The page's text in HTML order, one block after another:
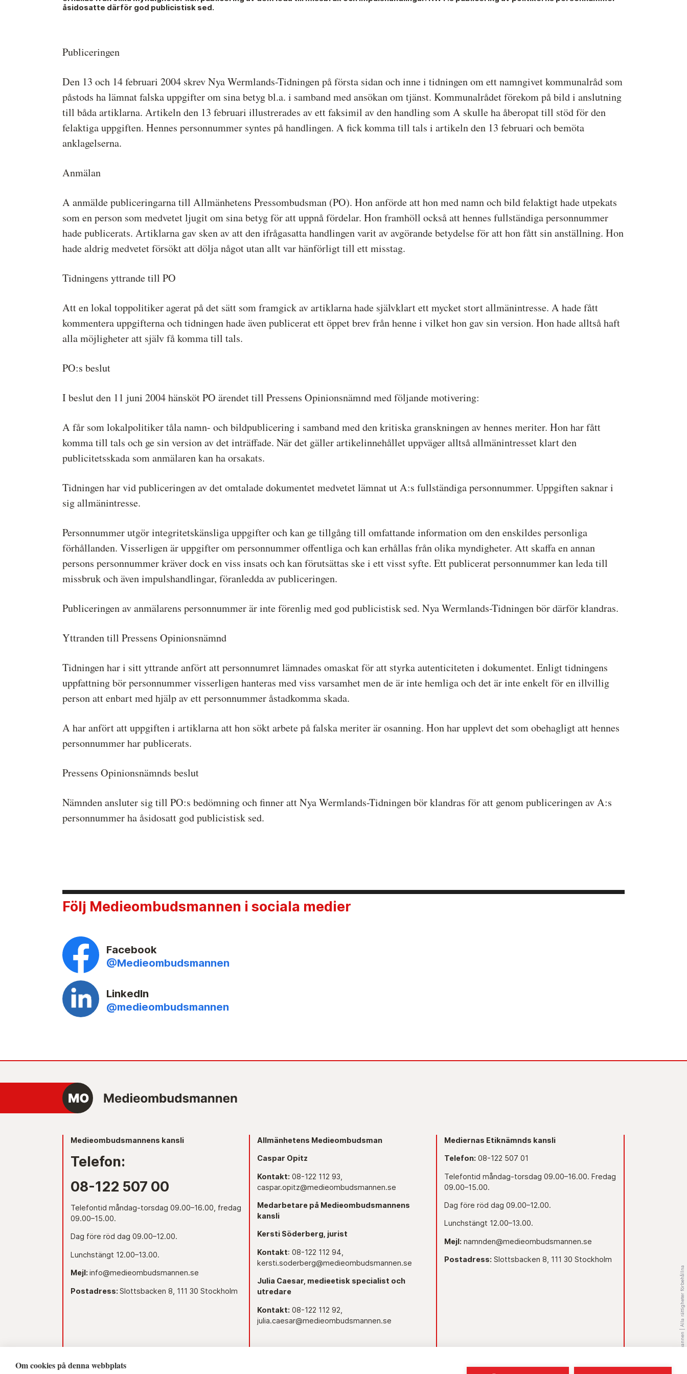
Medieetikens historia
åsidosatte därför god publicistisk sed.
Publiceringen
Den 13 och 14 februari 2004 skrev Nya Wermlands-Tidningen på första sidan och inne i tidningen om ett namngivet kommunalråd som
påstods ha lämnat falska uppgifter om sina betyg bl.a. i samband med ansökan om tjänst. Kommunalrådet förekom på bild i anslutning
till båda artiklarna. Artikeln den 13 februari illustrerades av ett faksimil av den handling som A skulle ha åberopat till stöd för den
felaktiga uppgiften. Hennes personnummer syntes på handlingen. A fick komma till tals i artikeln den 13 februari och bemöta
anklagelserna.
Anmälan
A anmälde publiceringarna till Allmänhetens Pressombudsman (PO). Hon anförde att hon med namn och bild felaktigt hade utpekats
som en person som medvetet ljugit om sina betyg för att uppnå fördelar. Hon framhöll också att hennes fullständiga personnummer
hade publicerats. Artiklarna gav sken av att den ifrågasatta handlingen varit av avgörande betydelse för att hon fått sin anställning. Hon
hade aldrig medvetet försökt att dölja något utan allt var hänförligt till ett misstag.
Tidningens yttrande till PO
Att en lokal toppolitiker agerat på det sätt som framgick av artiklarna hade självklart ett mycket stort allmänintresse. A hade fått
kommentera uppgifterna och tidningen hade även publicerat ett öppet brev från henne i vilket hon gav sin version. Hon hade alltså haft
alla möjligheter att själv få komma till tals.
PO:s beslut
I beslut den 11 juni 2004 hänsköt PO ärendet till Pressens Opinionsnämnd med följande motivering:
A får som lokalpolitiker tåla namn- och bildpublicering i samband med den kritiska granskningen av hennes meriter. Hon har fått
komma till tals och ge sin version av det inträffade. När det gäller artikelinnehållet uppväger alltså allmänintresset klart den
publicitetsskada som anmälaren kan ha orsakats.
Tidningen har vid publiceringen av det omtalade dokumentet medvetet lämnat ut A:s fullständiga personnummer. Uppgiften saknar i
sig allmänintresse.
Personnummer utgör integritetskänsliga uppgifter och kan ge tillgång till omfattande information om den enskildes personliga
förhållanden. Visserligen är uppgifter om personnummer offentliga och kan erhållas från olika myndigheter. Att skaffa en annan
persons personnummer kräver dock en viss insats och kan förutsättas ske i ett visst syfte. Ett publicerat personnummer kan leda till
missbruk och även impulshandlingar, föranledda av publiceringen.
Publiceringen av anmälarens personnummer är inte förenlig med god publicistisk sed. Nya Wermlands-Tidningen bör därför klandras.
Yttranden till Pressens Opinionsnämnd
Tidningen har i sitt yttrande anfört att personnumret lämnades omaskat för att styrka autenticiteten i dokumentet. Enligt tidningens
uppfattning bör personnummer visserligen hanteras med viss varsamhet men de är inte hemliga och det är inte enkelt för en illvillig
person att enbart med hjälp av ett personnummer åstadkomma skada.
A har anfört att uppgiften i artiklarna att hon sökt arbete på falska meriter är osanning. Hon har upplevt det som obehagligt att hennes
personnummer har publicerats.
Pressens Opinionsnämnds beslut
Nämnden ansluter sig till PO:s bedömning och finner att Nya Wermlands-Tidningen bör klandras för att genom publiceringen av A:s
personnummer ha åsidosatt god publicistisk sed.
Följ Medieombudsmannen i sociala medier
Facebook
@Medieombudsmannen
LinkedIn
@medieombudsmannen
Medieombudsmannens kansli
Telefon:
08-122 507 00
Telefontid måndag-torsdag 09.00–16.00, fredag
09.00–15.00.
Dag före röd dag 09.00–12.00.
Lunchstängt 12.00–13.00.
Mejl: info@medieombudsmannen.se
Postadress: Slottsbacken 8, 111 30 Stockholm
Allmänhetens Medieombudsman
Caspar Opitz
Kontakt: 08-122 112 93,
caspar.opitz@medieombudsmannen.se
Medarbetare på Medieombudsmannens
kansli
Kersti Söderberg, jurist
Kontakt: 08-122 112 94,
kersti.soderberg@medieombudsmannen.se
Julia Caesar, medieetisk specialist och
utredare
Kontakt: 08-122 112 92,
julia.caesar@medieombudsmannen.se
Mediernas Etiknämnds kansli
Telefon: 08-122 507 01
Telefontid måndag-torsdag 09.00–16.00. Fredag
09.00–15.00.
Dag före röd dag 09.00–12.00.
Lunchstängt 12.00–13.00.
Mejl: namnden@medieombudsmannen.se
Postadress: Slottsbacken 8, 111 30 Stockholm
© 2026 - Medieombudsmannen | Alla rättigheter förbehållna
Om cookies på denna webbplats